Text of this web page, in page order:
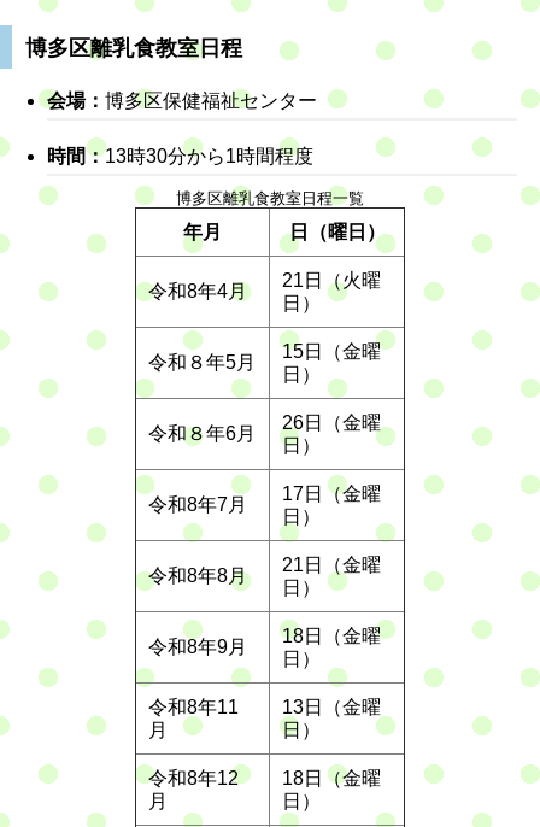
博多区離乳食教室日程
会場：博多区保健福祉センター
時間：13時30分から1時間程度
博多区離乳食教室日程一覧
年月 日（曜日）
令和8年4月
21日（火曜
日）
令和８年5月
15日（金曜
日）
令和８年6月
26日（金曜
日）
令和8年7月
17日（金曜
日）
令和8年8月
21日（金曜
日）
令和8年9月
18日（金曜
日）
令和8年11
月
13日（金曜
日）
令和8年12
月
18日（金曜
日）